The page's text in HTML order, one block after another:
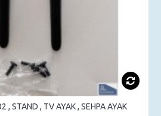
, STAND , TV AYAK , SEHPA AYAK